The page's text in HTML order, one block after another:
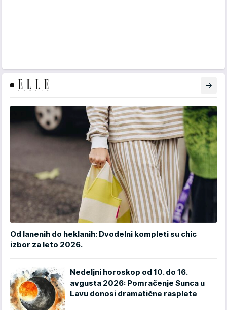
Od lanenih do heklanih: Dvodelni kompleti su chic
izbor za leto 2026.
Nedeljni horoskop od 10. do 16.
avgusta 2026: Pomračenje Sunca u
Lavu donosi dramatične rasplete